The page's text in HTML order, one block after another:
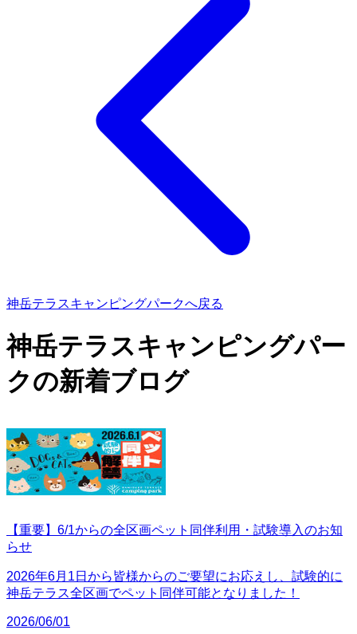
神岳テラスキャンピングパークへ戻る
神岳テラスキャンピングパー
クの新着ブログ
【重要】6/1からの全区画ペット同伴利用・試験導入のお知
らせ
2026年6月1日から皆様からのご要望にお応えし、試験的に
神岳テラス全区画でペット同伴可能となりました！
2026/06/01